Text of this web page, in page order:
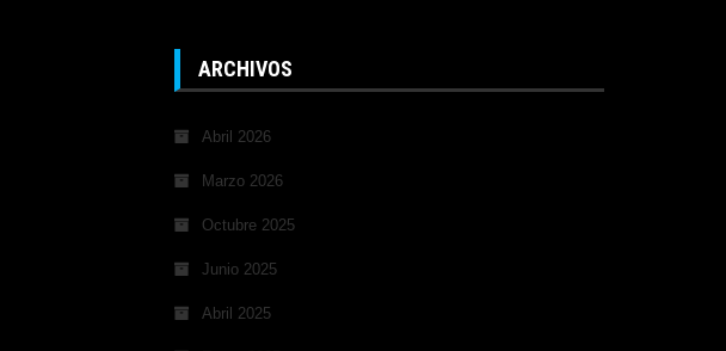
ARCHIVOS
Abril 2026
Marzo 2026
Octubre 2025
Junio 2025
Abril 2025